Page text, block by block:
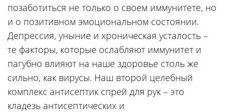
позаботиться не только о своем иммунитете, но
и о позитивном эмоциональном состоянии.
Депрессия, уныние и хроническая усталость –
те факторы, которые ослабляют иммунитет и
пагубно влияют на наше здоровье столь же
сильно, как вирусы. Наш второй целебный
комплекс антисептик спрей для рук – это
кладезь антисептических и